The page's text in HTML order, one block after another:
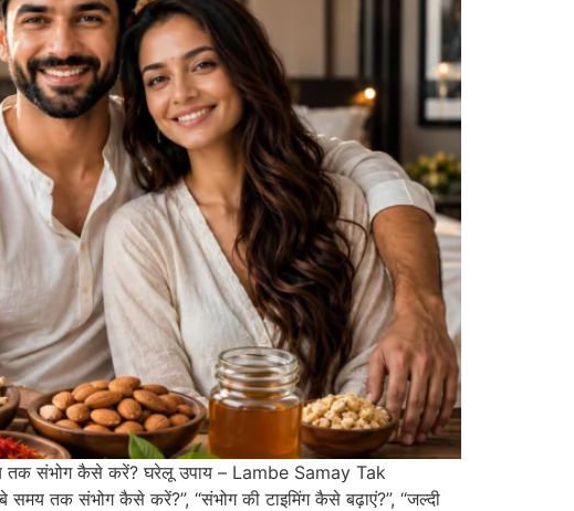
संभोग कैसे करें? घरेलू उपाय – Lambe Samay Tak
तक संभोग कैसे करें?”, “संभोग की टाइमिंग कैसे बढ़ाएं?”, “जल्दी